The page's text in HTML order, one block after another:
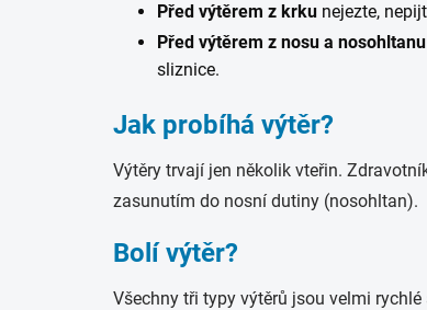
Před výtěrem z krku nejezte,
Před výtěrem z nosu a nosohltanu
sliznice.
Jak probíhá výtěr?
Výtěry trvají jen několik vteřin.
zasunutím do nosní dutiny (nosohltan).
Bolí výtěr?
Všechny tři typy výtěrů jsou velmi